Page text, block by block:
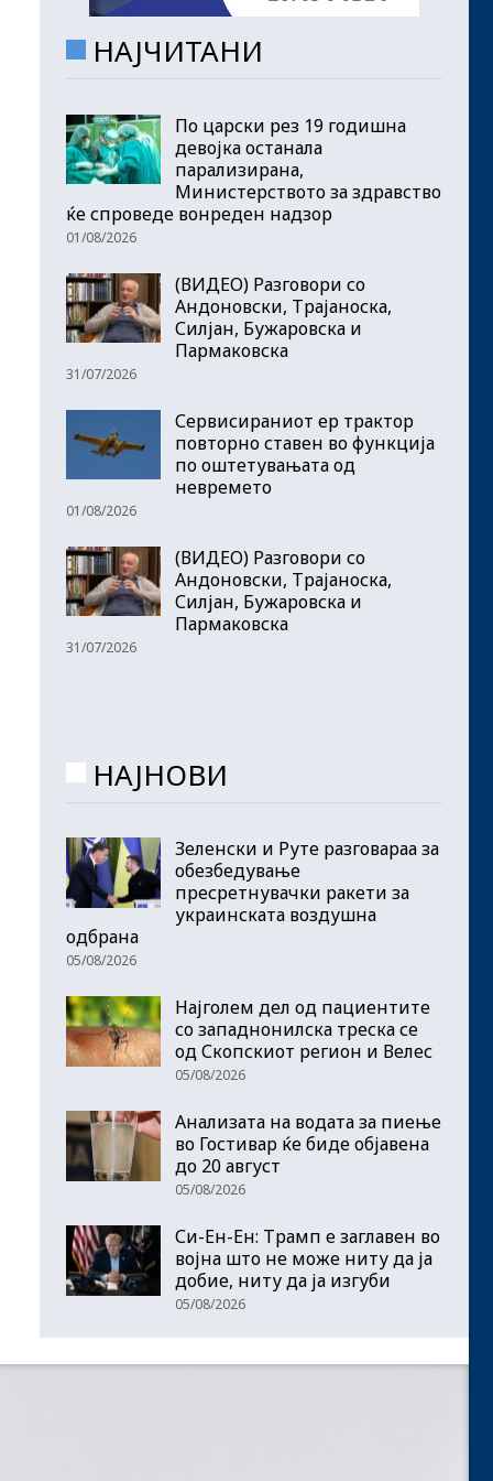
НАЈЧИТАНИ
По царски рез 19 годишна
девојка останала
парализирана,
Министерството за здравство
ќе спроведе вонреден надзор
01/08/2026
(ВИДЕО) Разговори со
Андоновски, Трајаноска,
Силјан, Бужаровска и
Пармаковска
31/07/2026
Сервисираниот ер трактор
повторно ставен во функција
по оштетувањата од
невремето
01/08/2026
(ВИДЕО) Разговори со
Андоновски, Трајаноска,
Силјан, Бужаровска и
Пармаковска
31/07/2026
НАЈНОВИ
Зеленски и Руте разговараа за
обезбедување
пресретнувачки ракети за
украинската воздушна
одбрана
05/08/2026
Најголем дел од пациентите
сo западнонилска треска се
од Скопскиот регион и Велес
05/08/2026
Анализата на водата за пиење
во Гостивар ќе биде објавена
до 20 август
05/08/2026
Си-Ен-Ен: Трамп е заглавен во
војна што не може ниту да ја
добие, ниту да ја изгуби
05/08/2026